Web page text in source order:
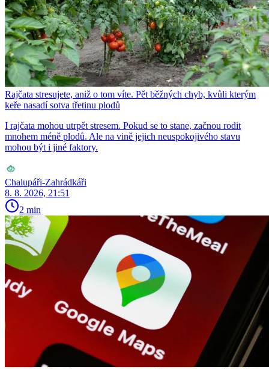
Rajčata stresujete, aniž o tom víte. Pět běžných chyb, kvůli kterým
keře nasadí sotva třetinu plodů
I rajčata mohou utrpět stresem. Pokud se to stane, začnou rodit
mnohem méně plodů. Ale na vině jejich neuspokojivého stavu
mohou být i jiné faktory.
Chalupáři-Zahrádkáři
8. 8. 2026, 21:51
2 min